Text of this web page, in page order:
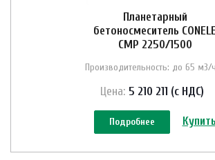
Планетарный
бетоносмеситель
CMP 2250/1500
Производительность: до 65 м3/
Цена: 5 210 211 (с НДС)
Подробнее Купить